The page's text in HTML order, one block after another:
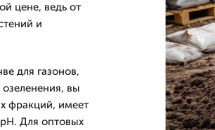
цене, ведь от
и
для газонов,
вы
фракций, имеет
Для оптовых